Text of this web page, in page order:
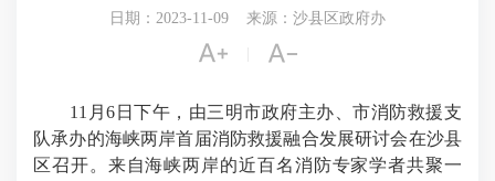
日期：2023-11-09 来源：沙县区政府办
 
11月6日下午，由三明市政府主办、市消防救援支
队承办的海峡两岸首届消防救援融合发展研讨会在沙县
区召开。来自海峡两岸的近百名消防专家学者共聚一